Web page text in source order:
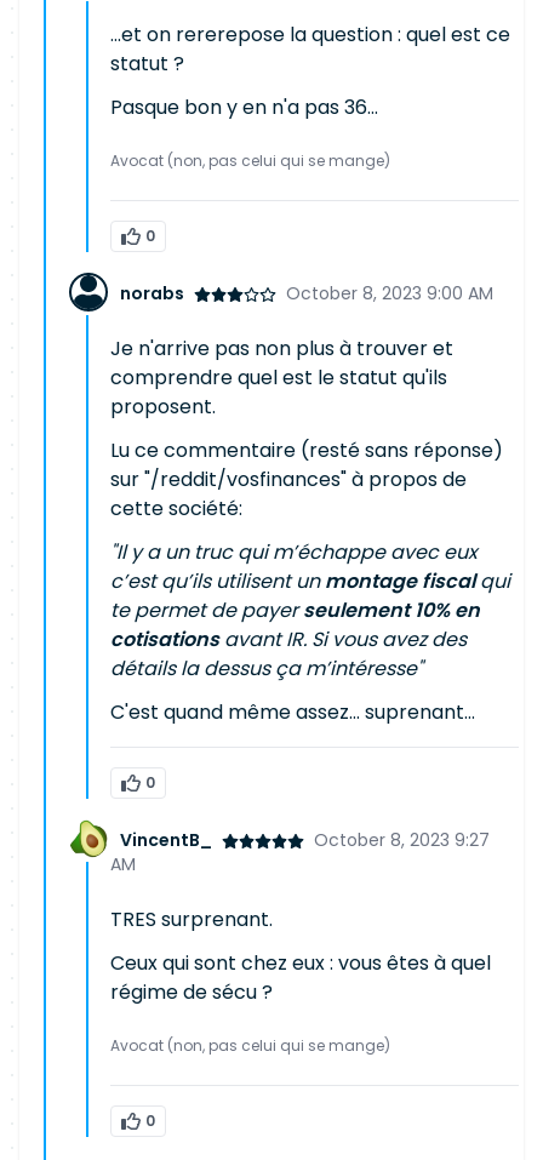
...et on rererepose la question : quel est ce
statut ?
Pasque bon y en n'a pas 36...
Avocat (non, pas celui qui se mange)
0
norabs October 8, 2023 9:00 AM
Je n'arrive pas non plus à trouver et
comprendre quel est le statut qu'ils
proposent.
Lu ce commentaire (resté sans réponse)
sur "/reddit/vosfinances" à propos de
cette société:
"Il y a un truc qui m’échappe avec eux
c’est qu’ils utilisent unmontage fiscalqui
te permet de payerseulement 10% en
cotisationsavant IR. Si vous avez des
détails la dessus ça m’intéresse"
C'est quand même assez... suprenant...
0
VincentB_
October 8, 2023 9:27
AM
TRES surprenant.
Ceux qui sont chez eux : vous êtes à quel
régime de sécu ?
Avocat (non, pas celui qui se mange)
0